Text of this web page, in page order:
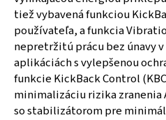
tiež vybavená funkciou
používateľa, a funkcia
nepretržitú prácu bez únavy v
aplikáciách s vylepšenou
funkcie KickBack Control
minimalizáciu rizika
so stabilizátorom pre
HĽADAŤ